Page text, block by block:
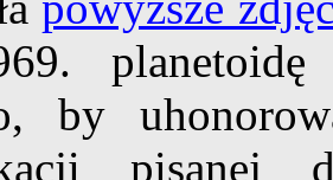
planetoidę
by
pisanej